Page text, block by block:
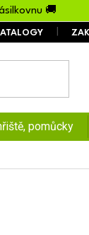
🚚
pomůcky